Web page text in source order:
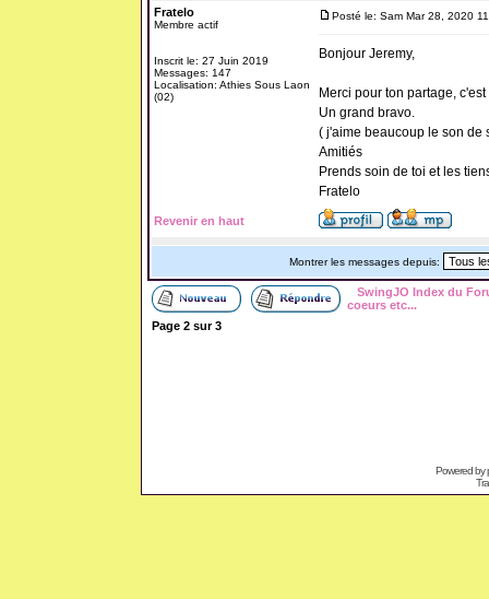
Fratelo
Membre actif
Inscrit le: 27 Juin 2019
Messages: 147
Localisation: Athies Sous Laon
(02)
Posté le: Sam Mar 28, 2020
Bonjour Jeremy,
Merci pour ton partage,
Un grand bravo.
( j'aime beaucoup le son de
Amitiés
Prends soin de toi et les
Fratelo
Revenir en haut
Montrer les messages depuis:
SwingJO Index du
coeurs etc...
Page 2sur3
Powered by